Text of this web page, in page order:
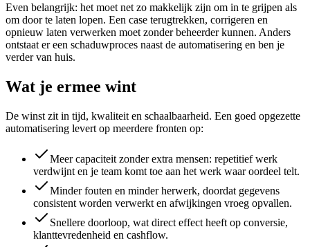
Even belangrijk: het moet net zo makkelijk zijn om in te grijpen als
om door te laten lopen. Een case terugtrekken, corrigeren en
opnieuw laten verwerken moet zonder beheerder kunnen. Anders
ontstaat er een schaduwproces naast de automatisering en ben je
verder van huis.
Wat je ermee wint
De winst zit in tijd, kwaliteit en schaalbaarheid. Een goed opgezette
automatisering levert op meerdere fronten op:
Meer capaciteit zonder extra mensen: repetitief werk
verdwijnt en je team komt toe aan het werk waar oordeel telt.
Minder fouten en minder herwerk, doordat gegevens
consistent worden verwerkt en afwijkingen vroeg opvallen.
Snellere doorloop, wat direct effect heeft op conversie,
klanttevredenheid en cashflow.